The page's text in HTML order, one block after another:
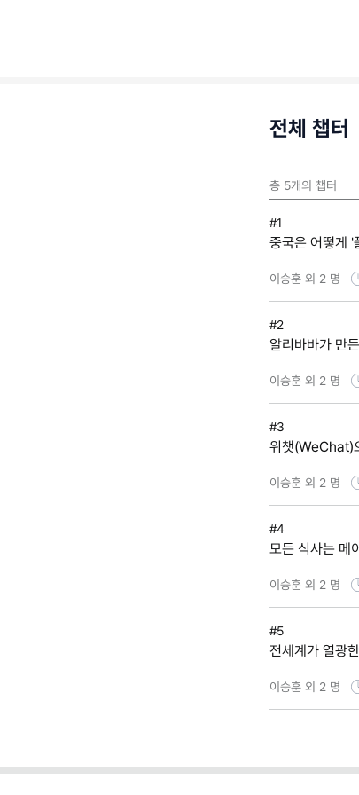
전체 챕터
총 5개의 챕터
#1
중국은 어떻게 '
이승훈 외 2 명
#2
알리바바가 만
이승훈 외 2 명
#3
위챗(WeChat)
이승훈 외 2 명
#4
모든 식사는 메
이승훈 외 2 명
#5
전세계가 열광
이승훈 외 2 명